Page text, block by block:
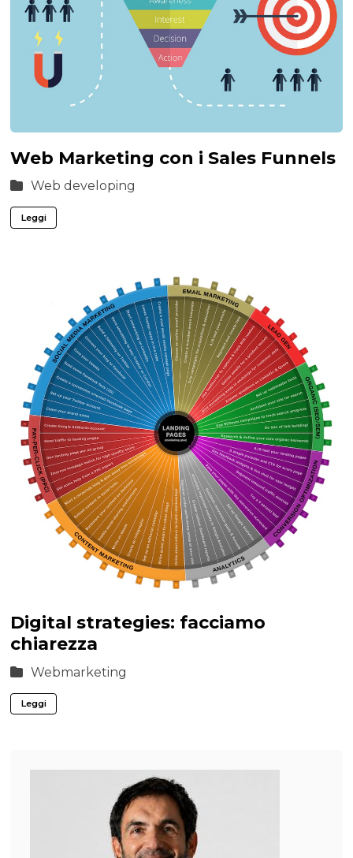
Web Marketing con i Sales Funnels
Web developing
Leggi
Digital strategies: facciamo
chiarezza
Webmarketing
Leggi